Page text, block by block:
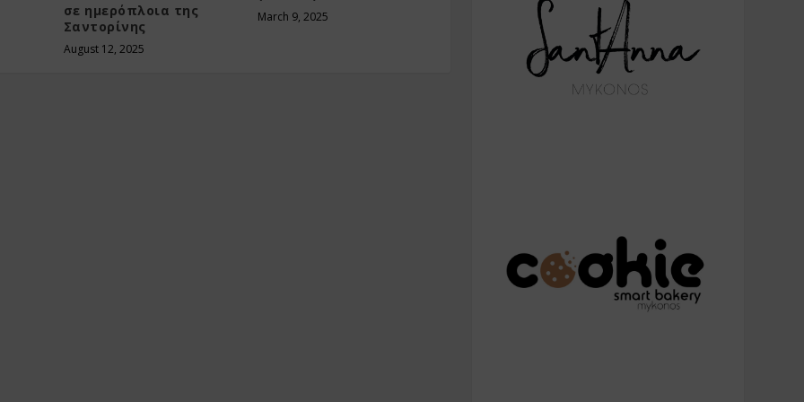
σε ημερόπλοια της
Σαντορίνης
August 12, 2025
March 9, 2025